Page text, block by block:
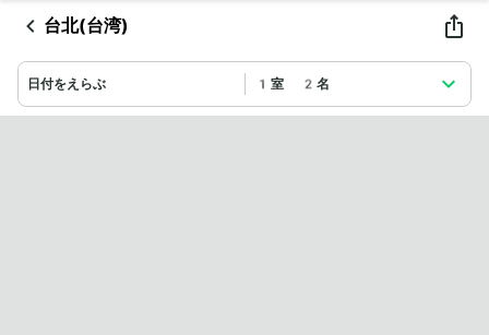
台北(台湾)
日付をえらぶ 1室 2名